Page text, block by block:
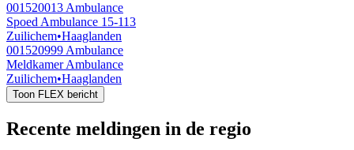
001520013 Ambulance
Spoed Ambulance 15-113
Zuilichem•Haaglanden
001520999 Ambulance
Meldkamer Ambulance
Zuilichem•Haaglanden
Toon FLEX bericht
Recente meldingen in de regio